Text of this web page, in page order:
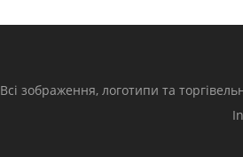
Всі зображення, логотипи та